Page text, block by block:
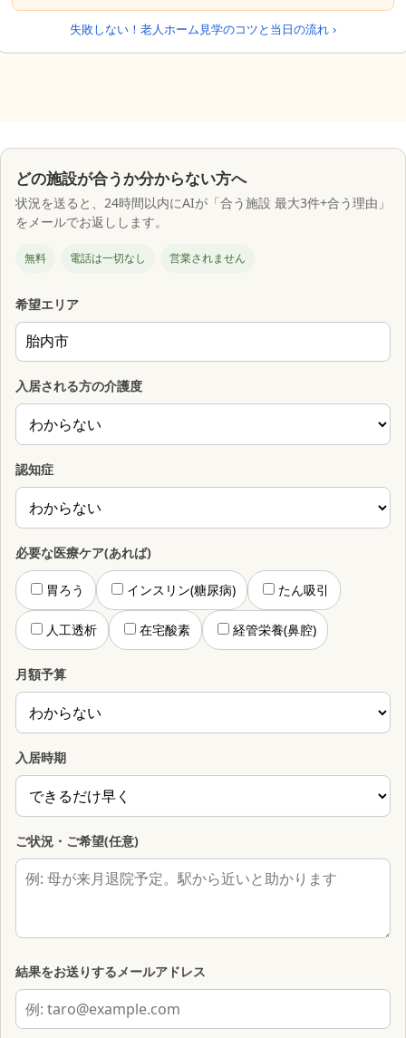
失敗しない！老人ホーム見学のコツと当日の流れ ›
どの施設が合うか分からない方へ
状況を送ると、24時間以内にAIが「合う施設 最大3件+合う理由」
をメールでお返しします。
無料 電話は一切なし 営業されません
希望エリア
入居される方の介護度
認知症
必要な医療ケア(あれば)
胃ろう インスリン(糖尿病) たん吸引
人工透析 在宅酸素 経管栄養(鼻腔)
月額予算
入居時期
ご状況・ご希望(任意)
結果をお送りするメールアドレス